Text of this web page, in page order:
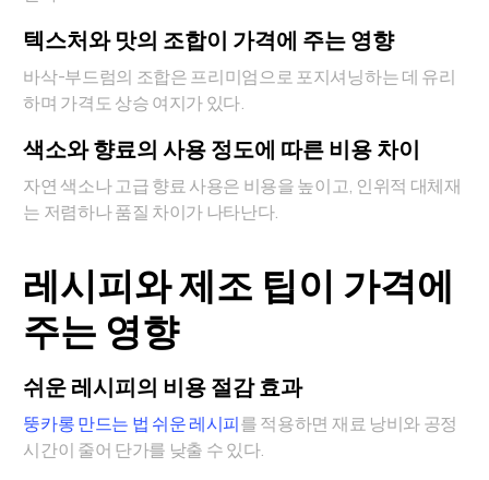
텍스처와 맛의 조합이 가격에 주는 영향
바삭-부드럼의 조합은 프리미엄으로 포지셔닝하는 데 유리
하며 가격도 상승 여지가 있다.
색소와 향료의 사용 정도에 따른 비용 차이
자연 색소나 고급 향료 사용은 비용을 높이고, 인위적 대체재
는 저렴하나 품질 차이가 나타난다.
레시피와 제조 팁이 가격에
주는 영향
쉬운 레시피의 비용 절감 효과
뚱카롱 만드는 법 쉬운 레시피를 적용하면 재료 낭비와 공정
시간이 줄어 단가를 낮출 수 있다.